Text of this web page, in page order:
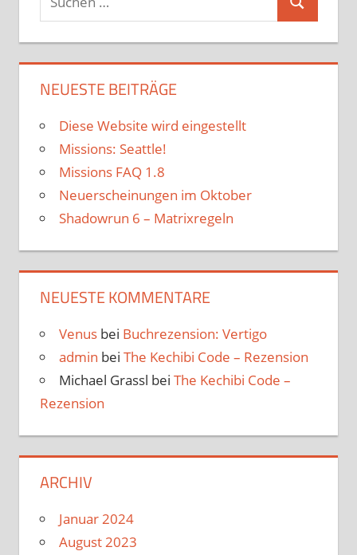
nach:
Suchen
NEUESTE BEITRÄGE
Diese Website wird eingestellt
Missions: Seattle!
Missions FAQ 1.8
Neuerscheinungen im Oktober
Shadowrun 6 – Matrixregeln
NEUESTE KOMMENTARE
Venusbei Buchrezension: Vertigo
admin bei The Kechibi Code – Rezension
Michael Grassl bei The Kechibi Code –
Rezension
ARCHIV
Januar 2024
August 2023